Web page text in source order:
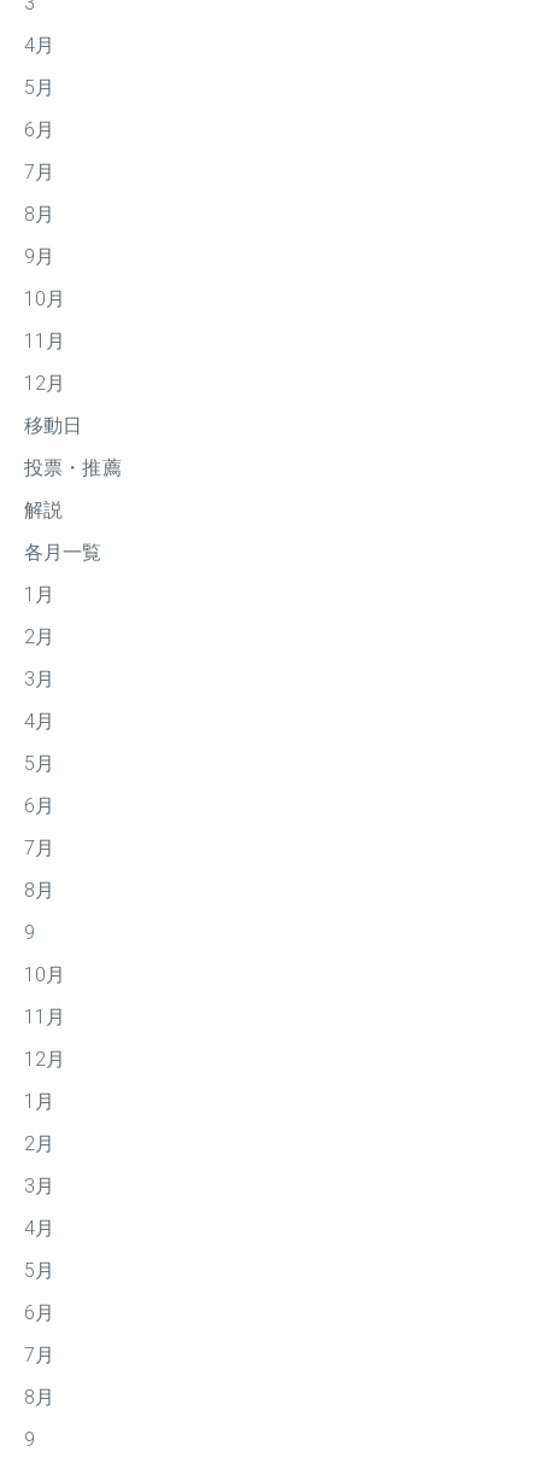
4月
5月
6月
7月
8月
9月
10月
11月
12月
移動日
投票・推薦
解説
各月一覧
1月
2月
3月
4月
5月
6月
7月
8月
9
10月
11月
12月
1月
2月
3月
4月
5月
6月
7月
8月
9